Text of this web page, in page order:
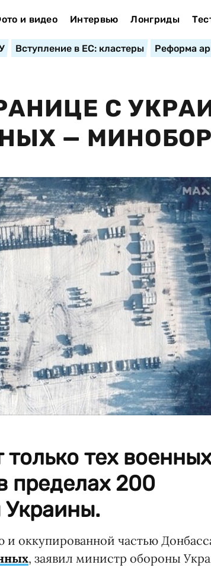
и видео Интервью Лонгриды
Вступление в ЕС: кластеры Реформа
С
—
тех
пределах 200
Украины.
оккупированной частью
, заявил министр обороны